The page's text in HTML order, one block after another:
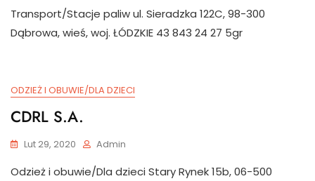
Transport/Stacje paliw ul. Sieradzka 122C, 98-300
Dąbrowa, wieś, woj. ŁÓDZKIE 43 843 24 27 5gr
ODZIEŻ I OBUWIE/DLA DZIECI
CDRL S.A.
Lut 29, 2020 Admin
Odzież i obuwie/Dla dzieci Stary Rynek 15b, 06-500